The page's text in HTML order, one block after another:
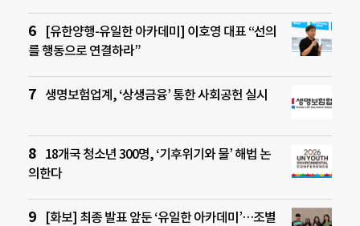
[유한양행-유일한 아카데미] 이호영 대표 “선의
를 행동으로 연결하라”
생명보험업계, ‘상생금융’ 통한 사회공헌 실시
18개국 청소년 300명, ‘기후위기와 물’ 해법 논
의한다
[화보] 최종 발표 앞둔 ‘유일한 아카데미’…조별